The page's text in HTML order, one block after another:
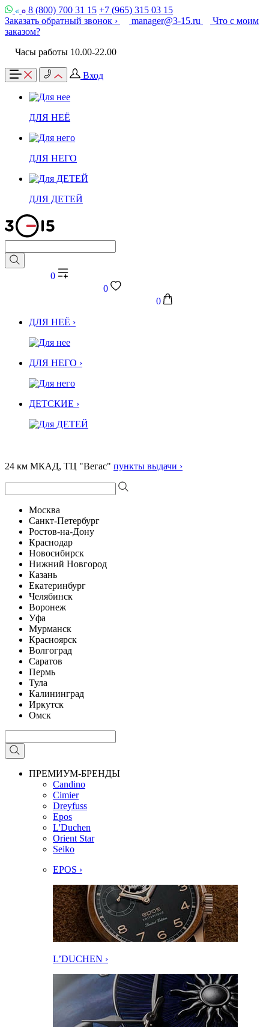
8 (800) 700 31 15 +7 (965) 315 03 15
Заказать обратный звонок ›
manager@3-15.ru
Что с моим
заказом?
Часы работы 10.00-22.00
Вход
ДЛЯ НЕЁ
ДЛЯ НЕГО
ДЛЯ ДЕТЕЙ
0
0
0
ДЛЯ НЕЁ ›
ДЛЯ НЕГО ›
ДЕТСКИЕ ›
24 км МКАД, ТЦ "Вегас" пункты выдачи ›
Москва
Санкт-Петербург
Ростов-на-Дону
Краснодар
Новосибирск
Нижний Новгород
Казань
Екатеринбург
Челябинск
Воронеж
Уфа
Мурманск
Красноярск
Волгоград
Саратов
Пермь
Тула
Калининград
Иркутск
Омск
ПРЕМИУМ-БРЕНДЫ
Candino
Cimier
Dreyfuss
Epos
L'Duchen
Orient Star
Seiko
EPOS ›
L’DUCHEN ›